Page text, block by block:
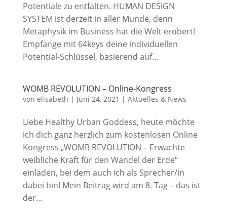
Potentiale zu entfalten. HUMAN DESIGN
SYSTEM ist derzeit in aller Munde, denn
Metaphysik im Business hat die Welt erobert!
Empfange mit 64keys deine individuellen
Potential-Schlüssel, basierend auf...
WOMB REVOLUTION – Online-Kongress
von elisabeth | Juni 24, 2021 | Aktuelles & News
Liebe Healthy Urban Goddess, heute möchte
ich dich ganz herzlich zum kostenlosen Online
Kongress „WOMB REVOLUTION – Erwachte
weibliche Kraft für den Wandel der Erde“
einladen, bei dem auch ich als Sprecher/in
dabei bin! Mein Beitrag wird am 8. Tag – das ist
der...